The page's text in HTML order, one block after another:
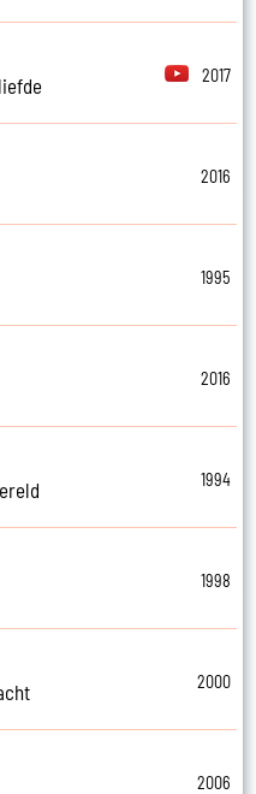
2017
2016
1995
2016
1994
1998
2000
2006